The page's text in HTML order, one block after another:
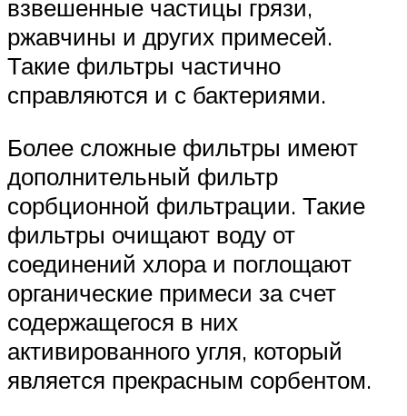
взвешенные частицы грязи,
ржавчины и других примесей.
Такие фильтры частично
справляются и с бактериями.
Более сложные фильтры имеют
дополнительный фильтр
сорбционной фильтрации. Такие
фильтры очищают воду от
соединений хлора и поглощают
органические примеси за счет
содержащегося в них
активированного угля, который
является прекрасным сорбентом.